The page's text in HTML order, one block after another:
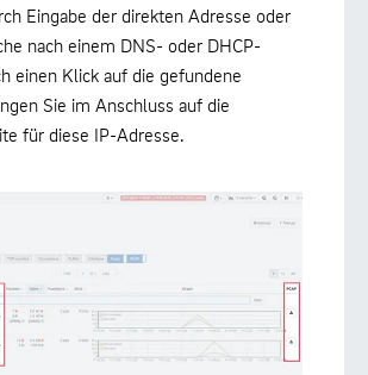
Eingabe der direkten Adresse oder
nach einem DNS- oder DHCP-
einen Klick auf die gefundene
Sie im Anschluss auf die
für diese IP-Adresse.